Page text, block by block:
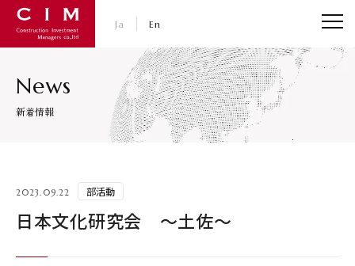
Ja En
News
新着情報
2023.09.22 部活動
日本文化研究会 ～土佐～